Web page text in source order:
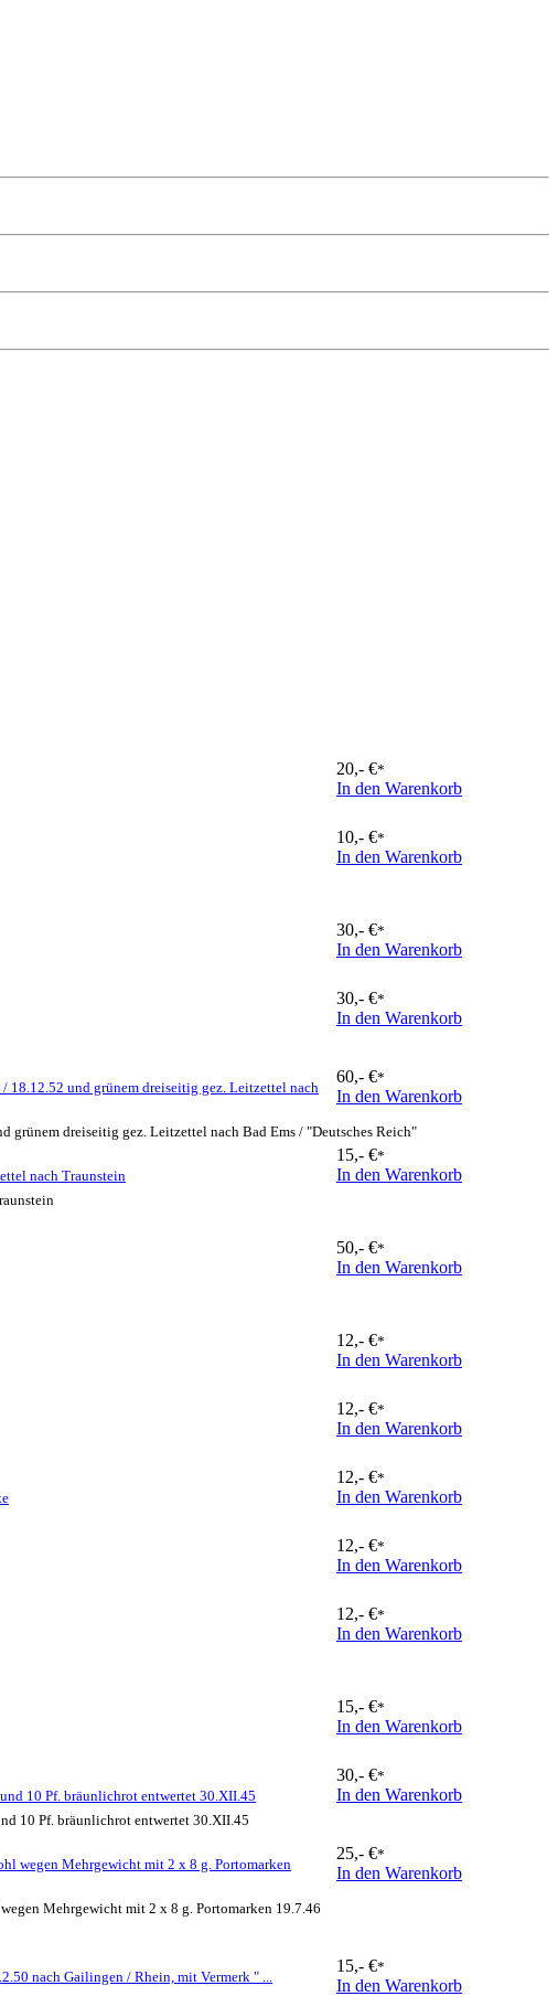
20,- €*
In den Warenkorb
10,- €*
In den Warenkorb
30,- €*
In den Warenkorb
30,- €*
In den Warenkorb
18.12.52 und grünem dreiseitig gez. Leitzettel nach
60,- €*
In den Warenkorb
grünem dreiseitig gez. Leitzettel nach Bad Ems / "Deutsches Reich"
nach Traunstein
15,- €*
In den Warenkorb
50,- €*
In den Warenkorb
12,- €*
In den Warenkorb
12,- €*
In den Warenkorb
12,- €*
In den Warenkorb
12,- €*
In den Warenkorb
12,- €*
In den Warenkorb
15,- €*
In den Warenkorb
10 Pf. bräunlichrot entwertet 30.XII.45
30,- €*
In den Warenkorb
10 Pf. bräunlichrot entwertet 30.XII.45
wegen Mehrgewicht mit 2 x 8 g. Portomarken
25,- €*
In den Warenkorb
Mehrgewicht mit 2 x 8 g. Portomarken 19.7.46
nach Gailingen / Rhein, mit Vermerk " ...
15,- €*
In den Warenkorb